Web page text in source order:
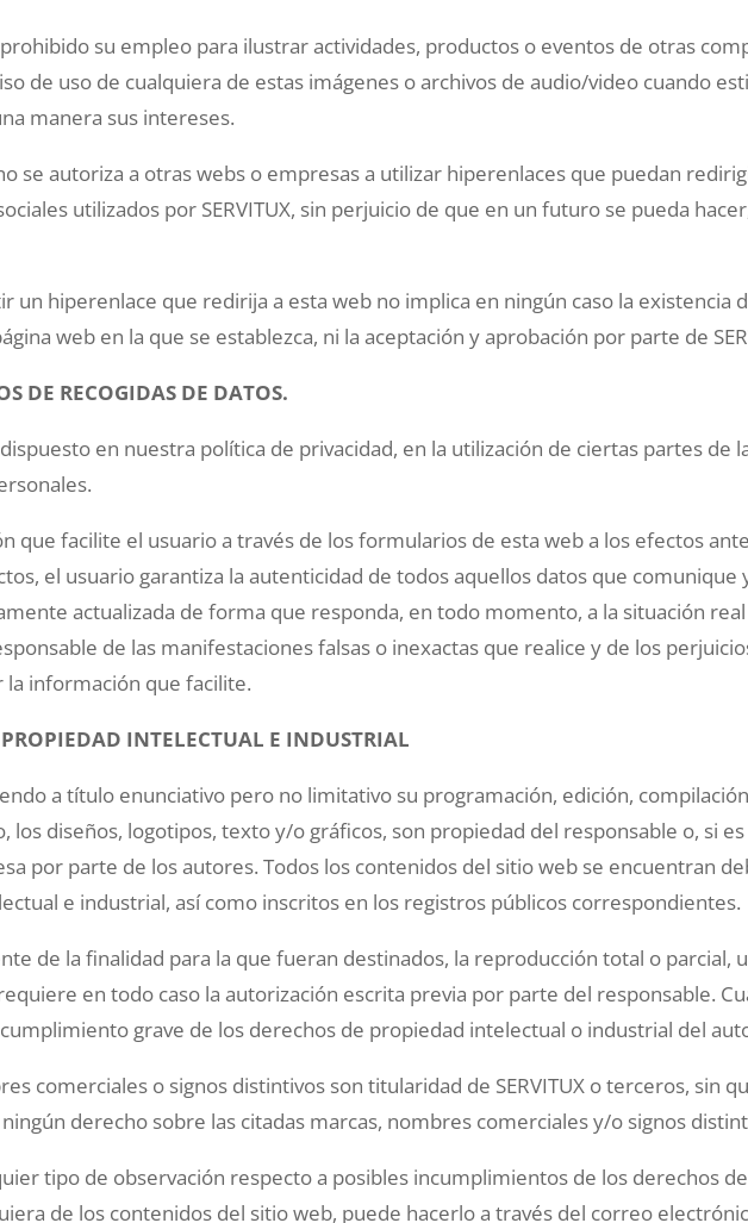
su empleo para ilustrar actividades, productos o eventos de otras
de uso de cualquiera de estas imágenes o archivos de audio/video cuando
manera sus intereses.
se autoriza a otras webs o empresas a utilizar hiperenlaces que puedan
utilizados por SERVITUX, sin perjuicio de que en un futuro se pueda
un hiperenlace que redirija a esta web no implica en ningún caso la existencia
web en la que se establezca, ni la aceptación y aprobación por parte de
DE RECOGIDAS DE DATOS.
en nuestra política de privacidad, en la utilización de ciertas partes de
que facilite el usuario a través de los formularios de esta web a los efectos
el usuario garantiza la autenticidad de todos aquellos datos que
actualizada de forma que responda, en todo momento, a la situación
de las manifestaciones falsas o inexactas que realice y de los
información que facilite.
INTELECTUAL E INDUSTRIAL
a título enunciativo pero no limitativo su programación, edición,
los diseños, logotipos, texto y/o gráficos, son propiedad del responsable o, si
por parte de los autores. Todos los contenidos del sitio web se encuentran
e industrial, así como inscritos en los registros públicos correspondientes.
de la finalidad para la que fueran destinados, la reproducción total o parcial,
en todo caso la autorización escrita previa por parte del responsable.
grave de los derechos de propiedad intelectual o industrial del
comerciales o signos distintivos son titularidad de SERVITUX o terceros, sin
derecho sobre las citadas marcas, nombres comerciales y/o signos
tipo de observación respecto a posibles incumplimientos de los derechos
de los contenidos del sitio web, puede hacerlo a través del correo